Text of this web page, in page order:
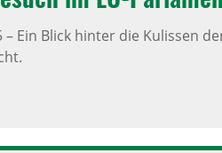
–Ein Blick hinter die Kulissen